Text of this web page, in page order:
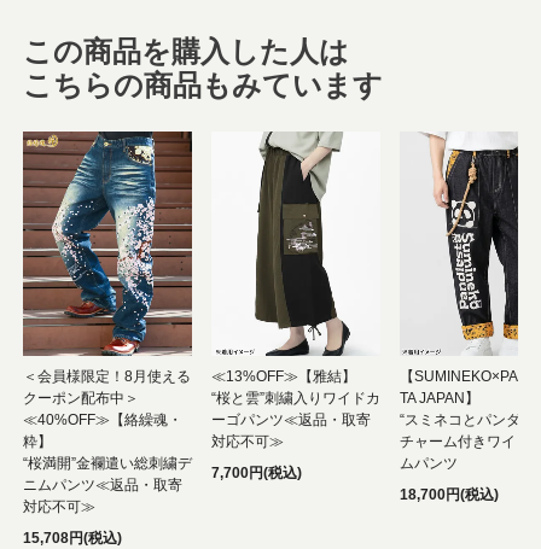
この商品を購入した人は
こちらの商品もみています
＜会員様限定！8月使える
クーポン配布中＞
≪40%OFF≫【絡繰魂・
粋】
“桜満開”金襴遣い総刺繍デ
ニムパンツ≪返品・取寄
対応不可≫
15,708円(税込)
≪13%OFF≫【雅結】
“桜と雲”刺繍入りワイドカ
ーゴパンツ≪返品・取寄
対応不可≫
7,700円(税込)
【
TA JAPAN】
“スミネコとパンダ”
チャーム付きワイド
ムパンツ
18,700円(税込)